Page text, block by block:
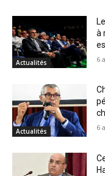
Actualités
à
6
Actualités 6